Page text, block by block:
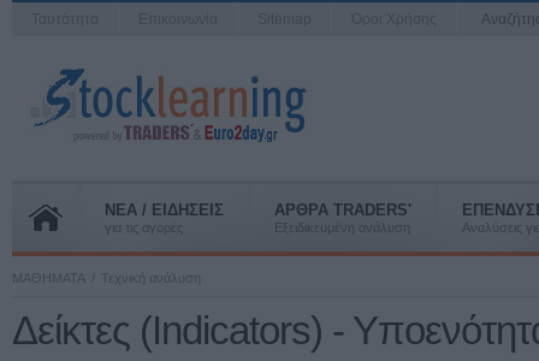
ΝΕΑ / ΕΙΔΗΣΕΙΣ
για τις αγορές
ΑΡΘΡΑ TRADERS'
Εξειδικευμένη ανάλυση Αναλύσεις
ΜΑΘΗΜΑΤΑ Τεχνική ανάλυση
Δείκτες (Indicators) -